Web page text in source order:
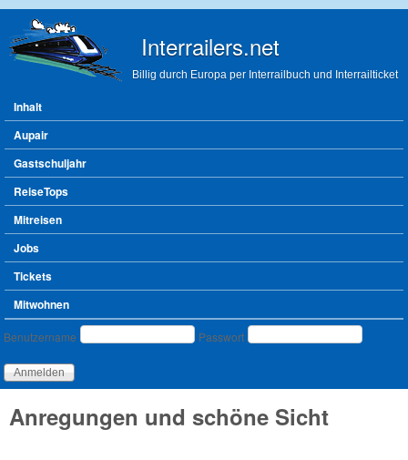
Interrailers.net
Billig durch Europa per Interrailbuch und Interrailticket
Hauptmenü
Inhalt
Aupair
Gastschuljahr
ReiseTops
Mitreisen
Jobs
Tickets
Mitwohnen
Benutzeranmeldung
Benutzername Passwort
Anregungen und schöne Sicht